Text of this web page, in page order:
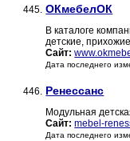
445. ОКмебелОК
В каталоге
детские,
Сайт:
Дата последнего
446. Ренессанс
Модульная
Сайт: mebel-
Дата последнего